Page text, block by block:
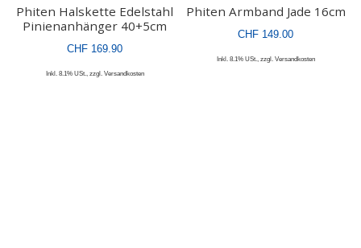
Phiten Halskette Edelstahl
Pinienanhänger 40+5cm
CHF 169.90
Inkl. 8.1% USt., zzgl. Versandkosten
Phiten Armband Jade 16cm
CHF 149.00
Inkl. 8.1% USt., zzgl. Versandkosten